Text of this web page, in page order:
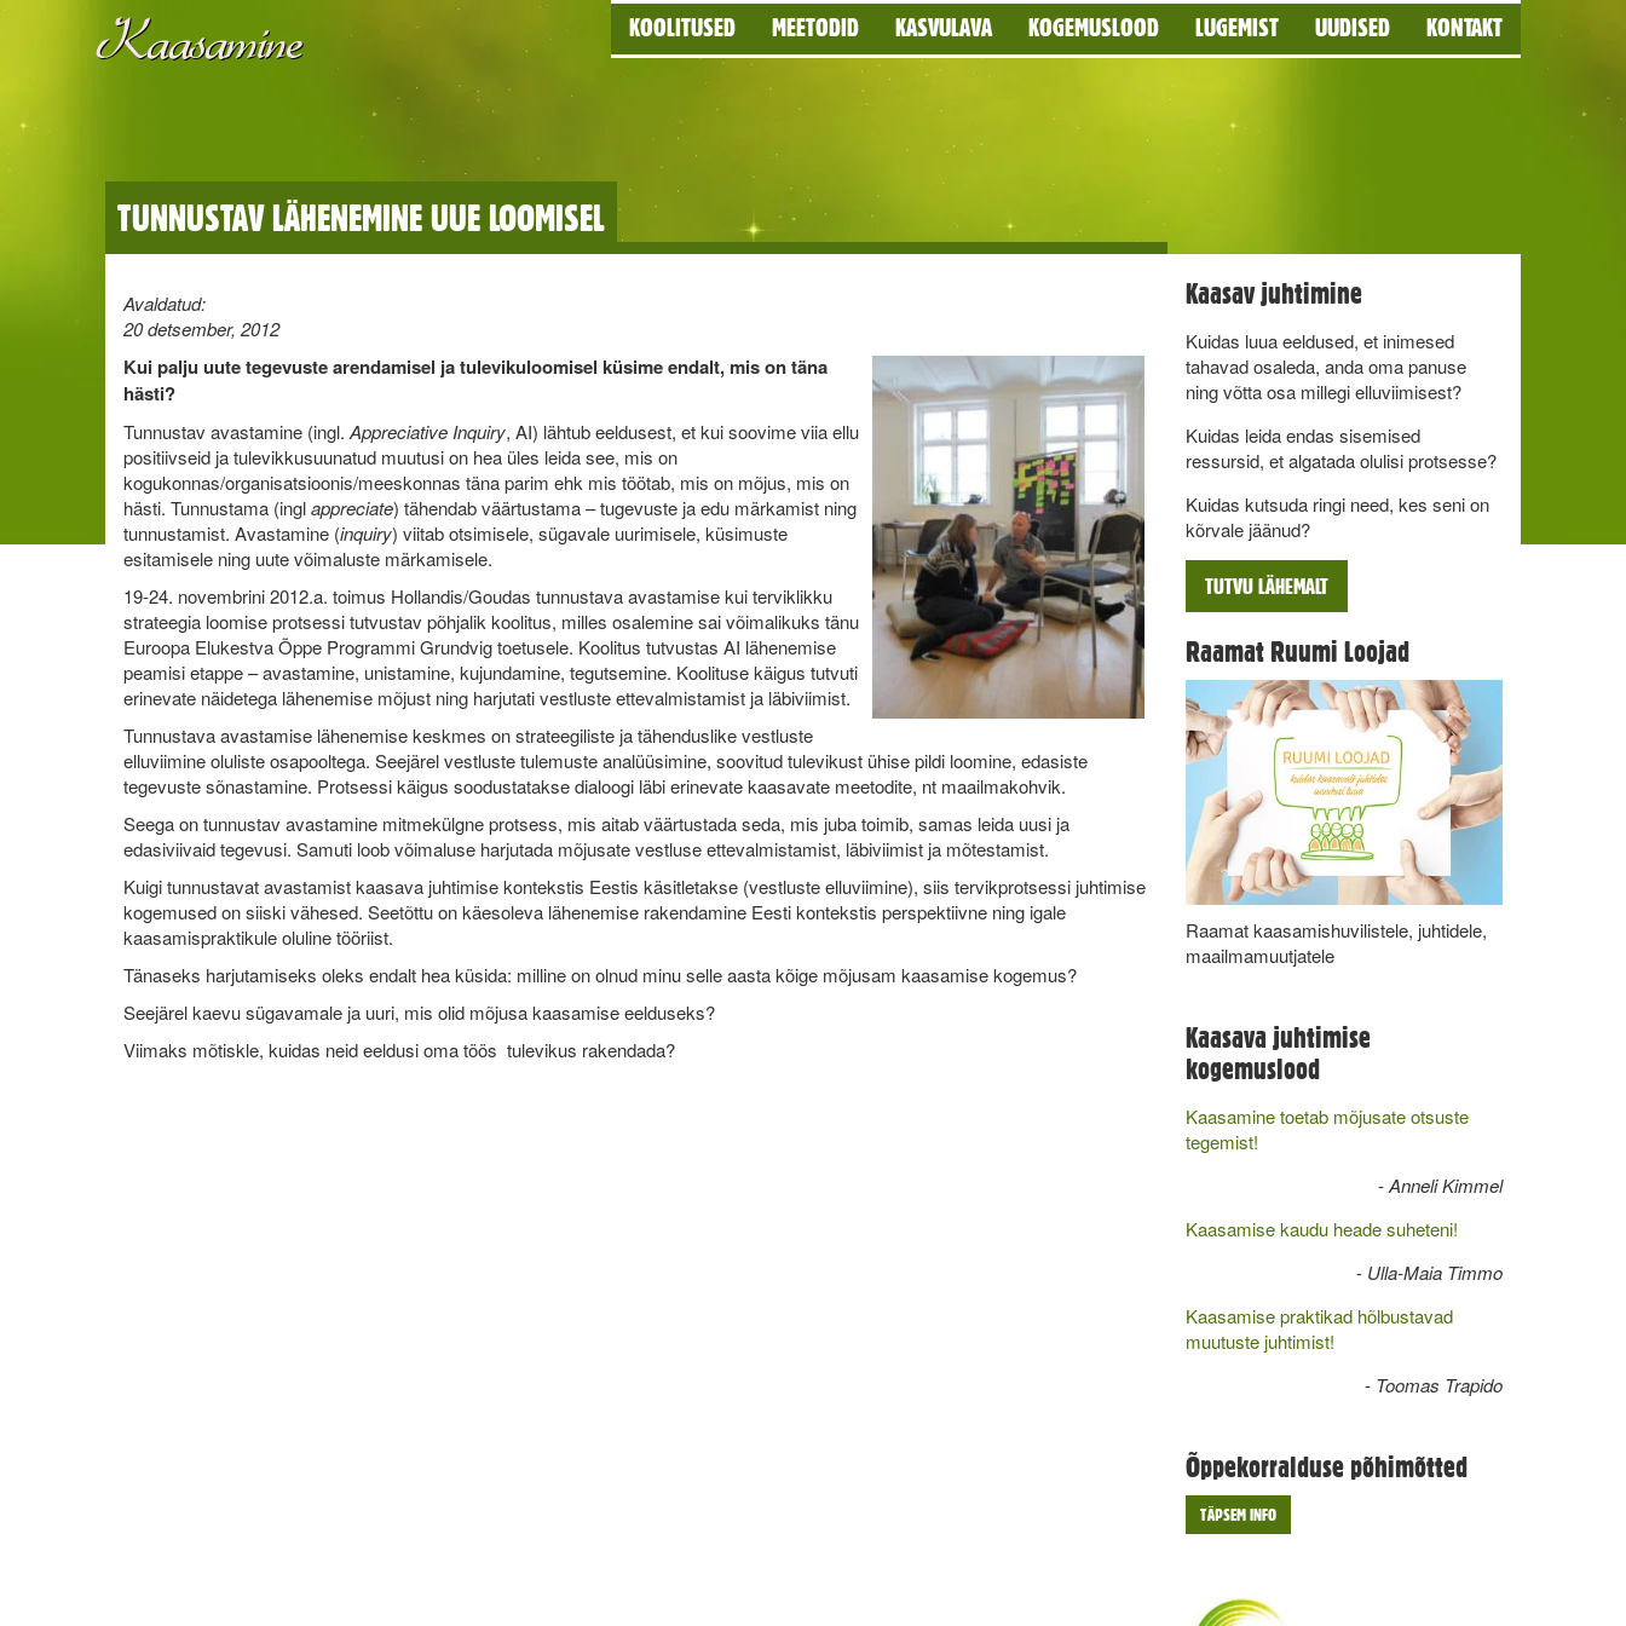
KOOLITUSED MEETODID KASVULAVA KOGEMUSLOOD LUGEMIST UUDISED KONTAKT
TUNNUSTAV LÄHENEMINE UUE LOOMISEL
Avaldatud:
20 detsember, 2012
Kui palju uute tegevuste arendamisel ja tulevikuloomisel küsime endalt, mis on täna
hästi?
Tunnustav avastamine (ingl. Appreciative Inquiry, AI) lähtub eeldusest, et kui soovime viia ellu
positiivseid ja tulevikkusuunatud muutusi on hea üles leida see, mis on
kogukonnas/organisatsioonis/meeskonnas täna parim ehk mis töötab, mis on mõjus, mis on
hästi. Tunnustama (inglappreciate) tähendab väärtustama – tugevuste ja edu märkamist ning
tunnustamist. Avastamine (inquiry) viitab otsimisele, sügavale uurimisele, küsimuste
esitamisele ning uute võimaluste märkamisele.
19-24. novembrini 2012.a. toimus Hollandis/Goudas tunnustava avastamise kui terviklikku
strateegia loomise protsessi tutvustav põhjalik koolitus, milles osalemine sai võimalikuks tänu
Euroopa Elukestva Õppe Programmi Grundvig toetusele. Koolitus tutvustas AI lähenemise
peamisi etappe – avastamine, unistamine, kujundamine, tegutsemine. Koolituse käigus tutvuti
erinevate näidetega lähenemise mõjust ning harjutati vestluste ettevalmistamist ja läbiviimist.
Tunnustava avastamise lähenemise keskmes on strateegiliste ja tähenduslike vestluste
elluviimine oluliste osapooltega. Seejärel vestluste tulemuste analüüsimine, soovitud tulevikust ühise pildi loomine, edasiste
tegevuste sõnastamine. Protsessi käigus soodustatakse dialoogi läbi erinevate kaasavate meetodite, nt maailmakohvik.
Seega on tunnustav avastamine mitmekülgne protsess, mis aitab väärtustada seda, mis juba toimib, samas leida uusi ja
edasiviivaid tegevusi. Samuti loob võimaluse harjutada mõjusate vestluse ettevalmistamist, läbiviimist ja mõtestamist.
Kuigi tunnustavat avastamist kaasava juhtimise kontekstis Eestis käsitletakse (vestluste elluviimine), siis tervikprotsessi juhtimise
kogemused on siiski vähesed. Seetõttu on käesoleva lähenemise rakendamine Eesti kontekstis perspektiivne ning igale
kaasamispraktikule oluline tööriist.
Tänaseks harjutamiseks oleks endalt hea küsida: milline on olnud minu selle aasta kõige mõjusam kaasamise kogemus?
Seejärel kaevu sügavamale ja uuri, mis olid mõjusa kaasamise eelduseks?
Viimaks mõtiskle, kuidas neid eeldusi oma töös tulevikus rakendada?
Kaasav juhtimine
Kuidas luua eeldused, et inimesed
tahavad osaleda, anda oma panuse
ning võtta osa millegi elluviimisest?
Kuidas leida endas sisemised
ressursid, et algatada olulisi protsesse?
Kuidas kutsuda ringi need, kes seni on
kõrvale jäänud?
TUTVU LÄHEMALT
Raamat Ruumi Loojad
Raamat kaasamishuvilistele, juhtidele,
maailmamuutjatele
Kaasava juhtimise
kogemuslood
Kaasamine toetab mõjusate otsuste
tegemist!
-Anneli Kimmel
Kaasamise kaudu heade suheteni!
- Ulla-Maia Timmo
Kaasamise praktikad hõlbustavad
muutuste juhtimist!
- Toomas Trapido
Õppekorralduse põhimõtted
TÄPSEM INFO